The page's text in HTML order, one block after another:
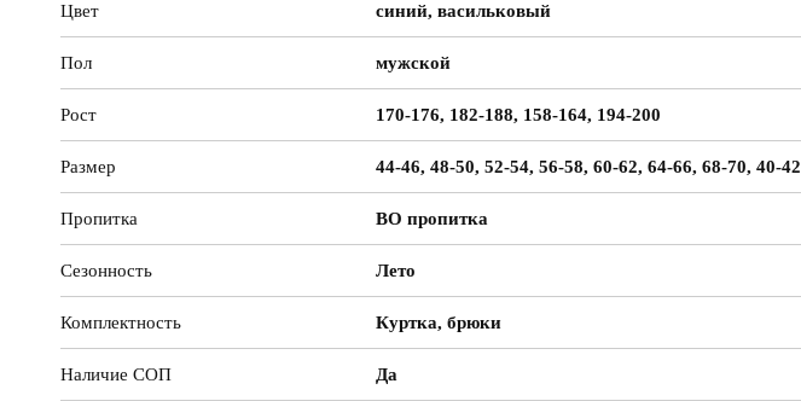
Цвет синий, васильковый
Пол мужской
Рост 170-176, 182-188, 158-164, 194-200
Размер 44-46, 48-50, 52-54, 56-58, 60-62, 64-66, 68-70, 40-42
Пропитка ВО пропитка
Сезонность Лето
Комплектность Куртка, брюки
Наличие СОП Да